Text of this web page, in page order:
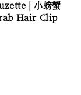
| 小螃蟹
Hair Clip